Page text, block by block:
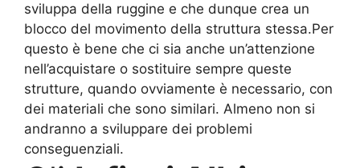
sviluppa della ruggine e che dunque crea un
blocco del movimento della struttura stessa.Per
questo è bene che ci sia anche un’attenzione
nell’acquistare o sostituire sempre queste
strutture, quando ovviamente è necessario, con
dei materiali che sono similari. Almeno non si
andranno a sviluppare dei problemi
conseguenziali.